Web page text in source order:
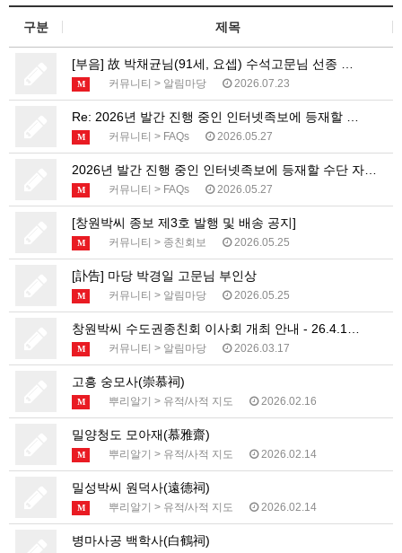
구분 제목
[부음] 故 박채균님(91세, 요셉) 수석고문님 선종 …
M 커뮤니티 > 알림마당 2026.07.23
Re: 2026년 발간 진행 중인 인터넷족보에 등재할 …
M 커뮤니티 > FAQs 2026.05.27
2026년 발간 진행 중인 인터넷족보에 등재할 수단 자…
M 커뮤니티 > FAQs 2026.05.27
[창원박씨 종보 제3호 발행 및 배송 공지]
M 커뮤니티 > 종친회보 2026.05.25
[訃告] 마당 박경일 고문님 부인상
M 커뮤니티 > 알림마당 2026.05.25
창원박씨 수도권종친회 이사회 개최 안내 - 26.4.1…
M 커뮤니티 > 알림마당 2026.03.17
고흥 숭모사(崇慕祠)
M 뿌리알기 > 유적/사적 지도 2026.02.16
밀양청도 모아재(慕雅齋)
M 뿌리알기 > 유적/사적 지도 2026.02.14
밀성박씨 원덕사(遠德祠)
M 뿌리알기 > 유적/사적 지도 2026.02.14
병마사공 백학사(白鶴祠)